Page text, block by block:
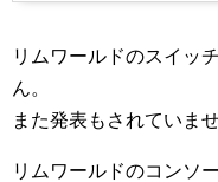
リムワールドのスイッ
ん。
また発表もされていませ
リムワールドのコンソ